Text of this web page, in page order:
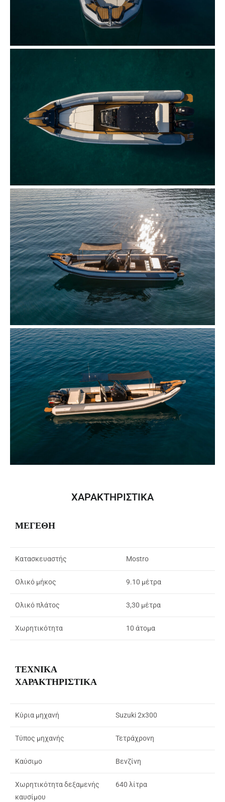
ΧΑΡΑΚΤΗΡΙΣΤΙΚΑ
ΜΕΓΕΘΗ
Κατασκευαστής Mostro
Ολικό μήκος 9.10 μέτρα
Ολικό πλάτος 3,30 μέτρα
Χωρητικότητα 10 άτομα
ΤΕΧΝΙΚΑ
ΧΑΡΑΚΤΗΡΙΣΤΙΚΑ
Κύρια μηχανή Suzuki 2x300
Τύπος μηχανής Τετράχρονη
Καύσιμο Βενζίνη
Χωρητικότητα δεξαμενής
καυσίμου
640 λίτρα